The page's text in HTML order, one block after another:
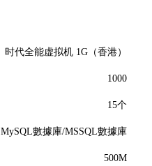
时代全能虚拟机 1G（香港）
1000
15个
MySQL數據庫/MSSQL數據庫
500M